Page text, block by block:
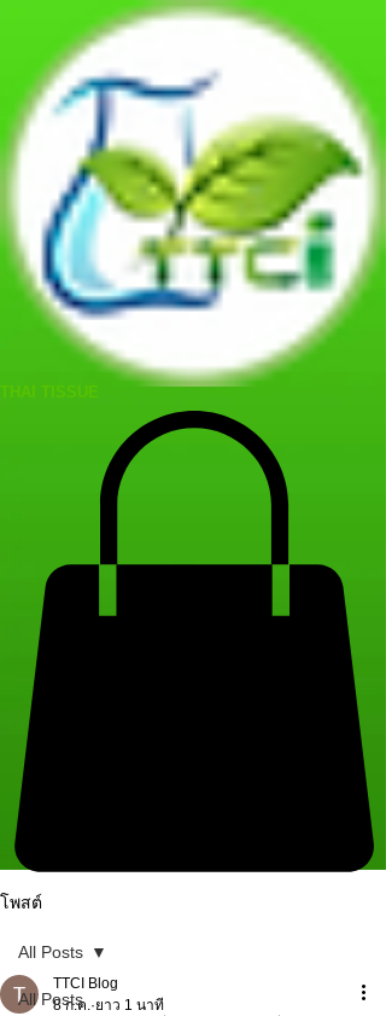
โพสต์
All Posts
All Posts
TTCI Blog
8 ก.ค. ยาว 1 นาที